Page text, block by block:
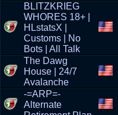
BLITZKRIEG
WHORES 18+ |
HLstatsX |
Customs | No
Bots | All Talk
The Dawg
House | 24/7
Avalanche
-=ARP=-
Alternate